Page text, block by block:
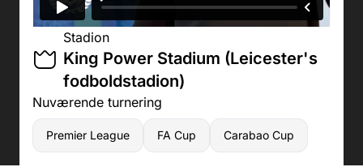
Stadion
King Power Stadium (Leicester's
fodboldstadion)
Nuværende turnering
Premier League FA Cup Carabao Cup